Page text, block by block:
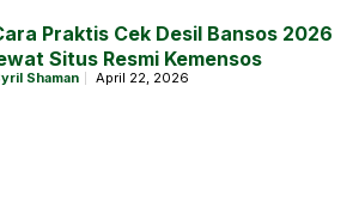
Praktis Cek Desil Bansos 2026
Situs Resmi Kemensos
Shaman April 22, 2026